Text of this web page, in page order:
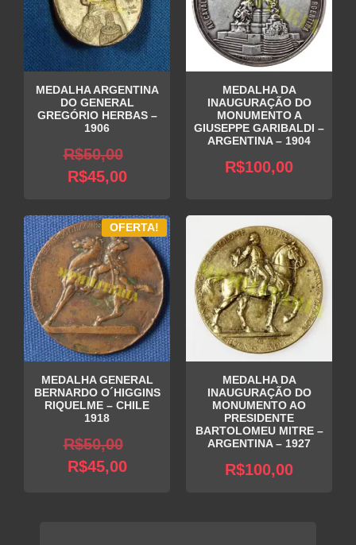
MEDALHA ARGENTINA
DO GENERAL
GREGÓRIO HERBAS –
1906
R$50,00
era:
R$50,00.
R$45,00O
atual
é:
R$45,00.
MEDALHA DA
INAUGURAÇÃO DO
MONUMENTO A
GIUSEPPE GARIBALDI –
ARGENTINA – 1904
R$100,00
OFERTA!
MEDALHA GENERAL
BERNARDO O´HIGGINS
RIQUELME – CHILE
1918
R$50,00
R$45,00O
MEDALHA DA
INAUGURAÇÃO DO
MONUMENTO AO
PRESIDENTE
BARTOLOMEU MITRE –
ARGENTINA – 1927
R$100,00